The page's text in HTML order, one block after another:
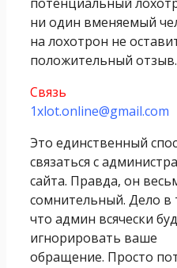
ни один вменяемый
на лохотрон не
положительный отзыв.
Связь
1xlot.online@gmail.com
Это единственный
связаться с
сайта. Правда, он
сомнительный. Дело в
что админ всячески
игнорировать ваше
обращение. Просто